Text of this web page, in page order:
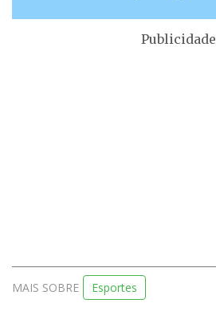
Publicidade
MAIS SOBRE Esportes